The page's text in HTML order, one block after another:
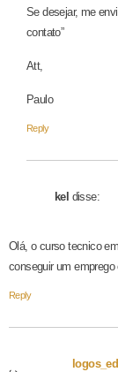
Se desejar, me
contato”
Att,
Paulo
Reply
kel disse:
Olá, o curso tecnico
conseguir um
Reply